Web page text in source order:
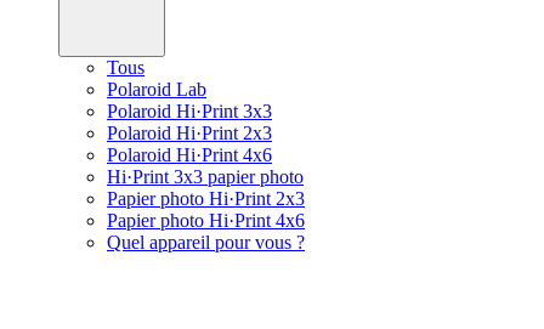
Tous
Polaroid Lab
Polaroid Hi·Print 3x3
Polaroid Hi·Print 2x3
Polaroid Hi·Print 4x6
Hi·Print 3x3 papier photo
Papier photo Hi·Print 2x3
Papier photo Hi·Print 4x6
Quel appareil pour vous ?